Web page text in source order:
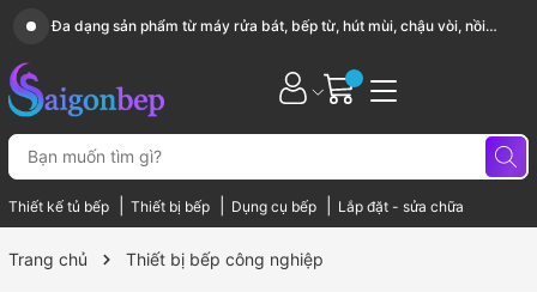
Sài Gòn Bếp chuyên thiết bị bếp, gia dụng bếp cao cấp
Thiết kế tủ bếp Thiết bị bếp Dụng cụ bếp Lắp đặt - sửa chữa
Trang chủ Thiết bị bếp công nghiệp